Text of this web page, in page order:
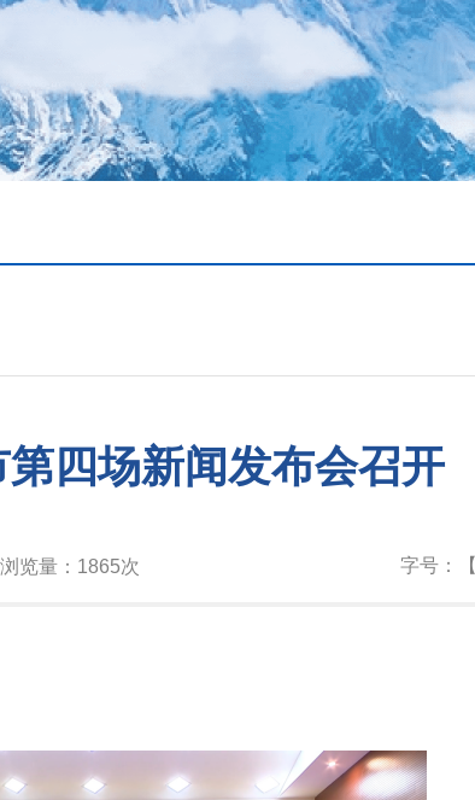
四场新闻发布会召开
浏览量： 1865次 字号：【